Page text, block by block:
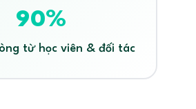
90%
từ học viên & đối tác